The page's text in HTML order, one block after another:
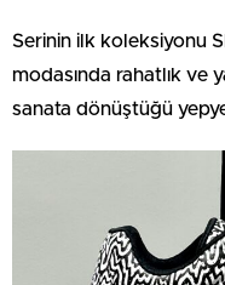
Serinin ilk koleksiyonu
modasında rahatlık ve
sanata dönüştüğü